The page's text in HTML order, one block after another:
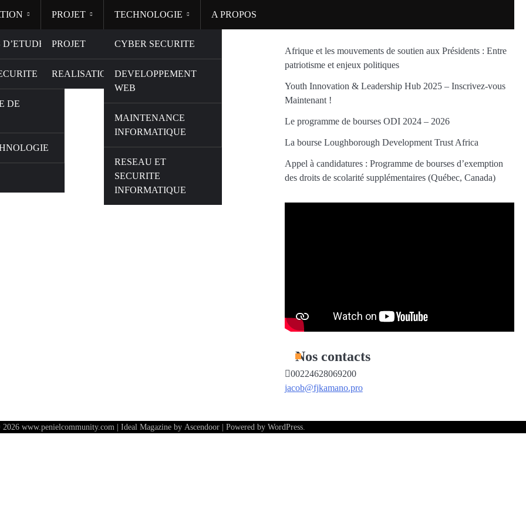
DE
PROJET
PROJET
REALISATION
TECHNOLOGIE
CYBER SECURITE
DEVELOPPEMENT
WEB
MAINTENANCE
INFORMATIQUE
RESEAU ET
SECURITE
INFORMATIQUE
A PROPOS
Afrique et les mouvements de soutien aux Présidents : Entre
patriotisme et enjeux politiques
Youth Innovation & Leadership Hub 2025 – Inscrivez-vous
Maintenant !
Le programme de bourses ODI 2024 – 2026
La bourse Loughborough Development Trust Africa
Appel à candidatures : Programme de bourses d’exemption
des droits de scolarité supplémentaires (Québec, Canada)
Nos contacts
00224628069200
jacob@fjkamano.pro
www.penielcommunity.com | Ideal Magazine by Ascendoor| Powered by WordPress.